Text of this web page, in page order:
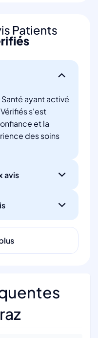
ayant activé
s'est
et la
des soins
avis